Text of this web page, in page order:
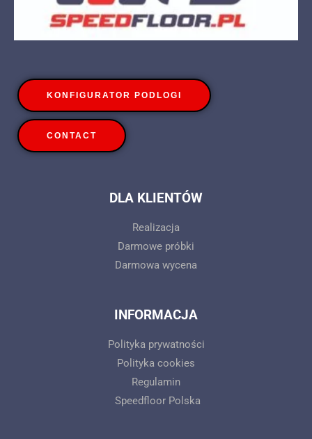
KONFIGURATOR PODLOGI
CONTACT
DLA KLIENTÓW
Realizacja
Darmowe próbki
Darmowa wycena
INFORMACJA
Polityka prywatności
Polityka cookies
Regulamin
Speedfloor Polska